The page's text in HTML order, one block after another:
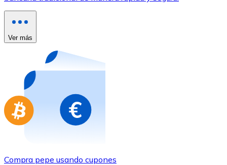
Comprar con tarjeta
Compra tarjetas regalo de tus marcas favoritas con
Ir a la tienda de tarjetas regalo
Ver más
Compra pepe usando cupones